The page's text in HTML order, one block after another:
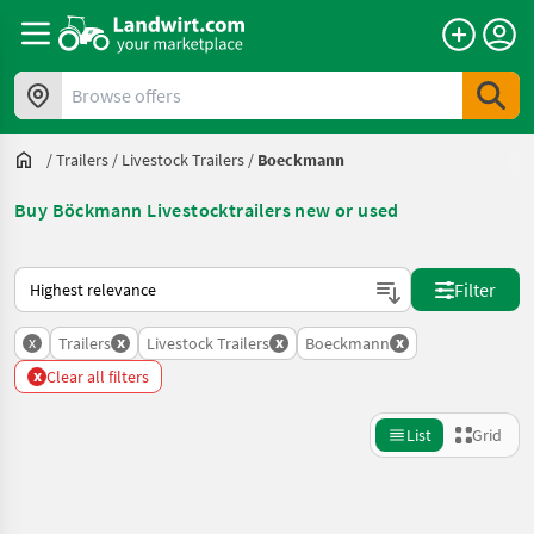
Browse offers
/Trailers / Livestock Trailers / Boeckmann
Buy Böckmann Livestocktrailers new or used
This is how sorting works on Landwirt.com
Filter
x Trailers x Livestock Trailers x Boeckmann x
x Clear all filters
List Grid